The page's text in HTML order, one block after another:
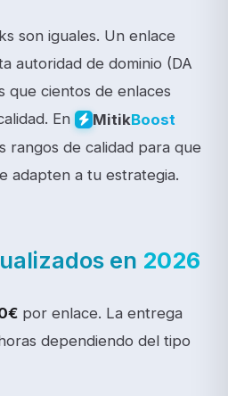
son iguales. Un enlace
autoridad de dominio (DA
que cientos de enlaces
En
MitikBoost
rangos de calidad para que
adapten a tu estrategia.
en 2026
por enlace. La entrega
dependiendo del tipo